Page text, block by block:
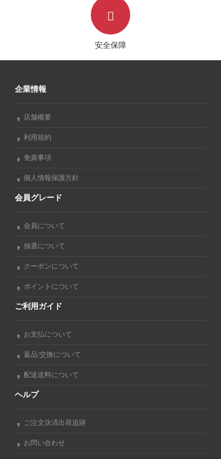
安全保障
企業情報
店舗概要
利用規約
免責事項
個人情報保護方針
会員グレード
会員について
抽選について
クーポンについて
ポイントについて
ご利用ガイド
お支払について
返品/交換について
配送送料について
ヘルプ
ご注文決済出荷追跡
お問い合わせ